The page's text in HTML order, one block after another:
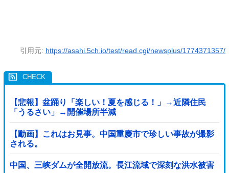
引用元: https://asahi.5ch.io/test/read.cgi/newsplus/1774371357/
【悲報】盆踊り「楽しい！夏を感じる！」→近隣住民
「うるさい」→開催場所半減
【動画】これはお見事。中国重慶市で珍しい事故が撮影
される。
中国、三峡ダムが全開放流。長江流域で深刻な洪水被害